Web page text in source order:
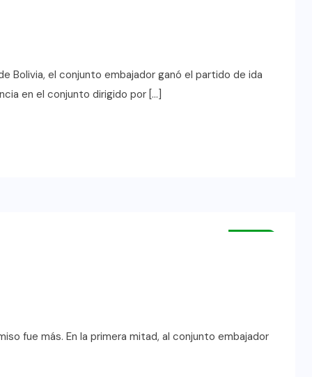
Bolivia, el conjunto embajador ganó el partido de ida
en el conjunto dirigido por […]
fue más. En la primera mitad, al conjunto embajador